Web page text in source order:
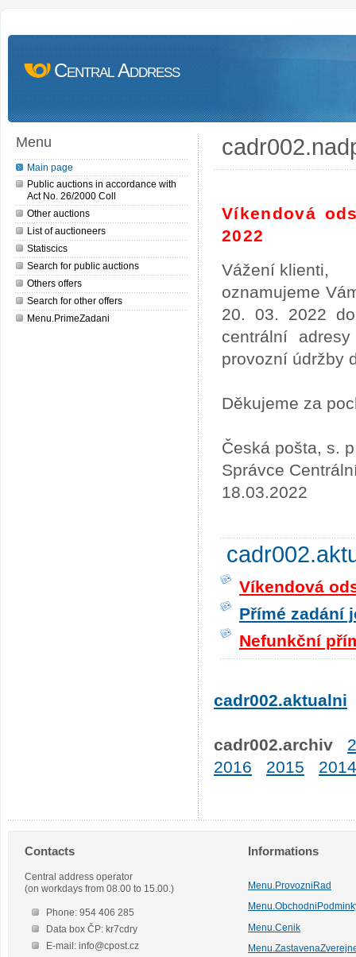
Central Address
Menu
Main page
Public auctions in accordance with
Act No. 26/2000 Coll
Other auctions
List of auctioneers
Statiscics
Search for public auctions
Others offers
Search for other offers
Menu.PrimeZadani
Víkendová
2022
Vážení klienti,
oznamujeme
20. 03. 2022
centrální
provozní údržby
Děkujeme za
Česká pošta, s.
Správce
18.03.2022
Víkendová
Přímé zadání
Nefunkční
cadr002.aktualni
cadr002.archiv
2016
2015 2014
Contacts
Central address operator
(on workdays from 08.00 to 15.00.)
Phone: 954 406 285
Data box ČP: kr7cdry
E-mail: info@cpost.cz
Informations
Menu.ProvozniRad
Menu.Cenik